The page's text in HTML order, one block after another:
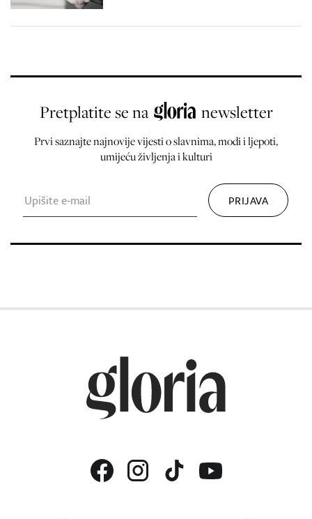
Pretplatite se na newsletter
Prvi saznajte najnovije vijesti o slavnima, modi i ljepoti,
umijeću življenja i kulturi